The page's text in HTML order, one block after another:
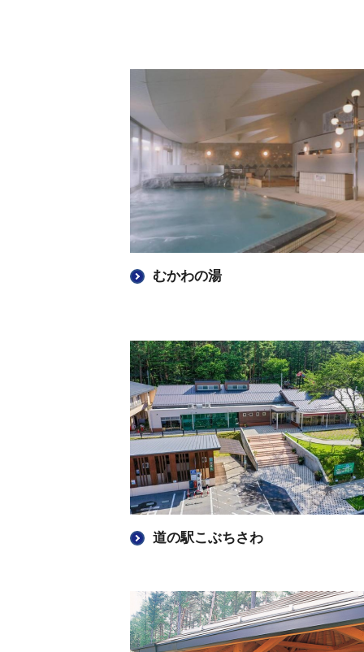
むかわの湯
道の駅こぶちさわ